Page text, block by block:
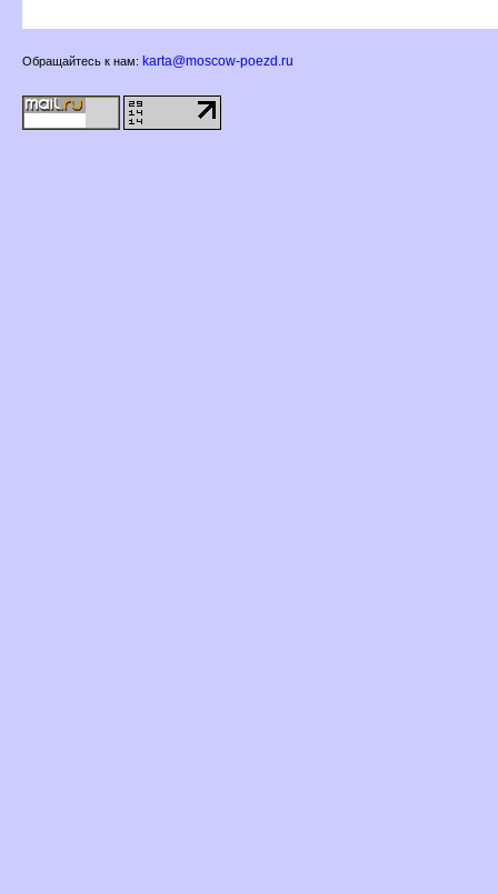
Обращайтесь к нам: karta@moscow-poezd.ru